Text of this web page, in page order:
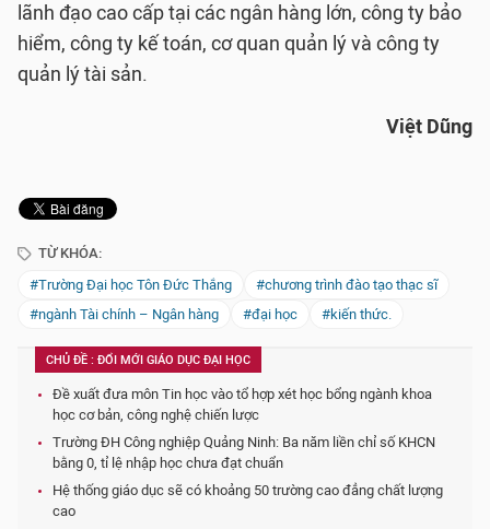
lãnh đạo cao cấp tại các ngân hàng lớn, công ty bảo
hiểm, công ty kế toán, cơ quan quản lý và công ty
quản lý tài sản.
Việt Dũng
TỪ KHÓA:
#Trường Đại học Tôn Đức Thắng
#chương trình đào tạo thạc sĩ
#ngành Tài chính – Ngân hàng
#đại học #kiến thức.
CHỦ ĐỀ : ĐỔI MỚI GIÁO DỤC ĐẠI HỌC
Đề xuất đưa môn Tin học vào tổ hợp xét học bổng ngành khoa
học cơ bản, công nghệ chiến lược
Trường ĐH Công nghiệp Quảng Ninh: Ba năm liền chỉ số KHCN
bằng 0, tỉ lệ nhập học chưa đạt chuẩn
Hệ thống giáo dục sẽ có khoảng 50 trường cao đẳng chất lượng
cao